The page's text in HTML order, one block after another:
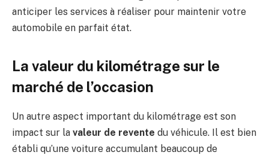
anticiper les services à réaliser pour maintenir votre
automobile en parfait état.
La valeur du kilométrage sur le
marché de l’occasion
Un autre aspect important du kilométrage est son
impact sur la valeur de revente du véhicule. Il est bien
établi qu’une voiture accumulant beaucoup de